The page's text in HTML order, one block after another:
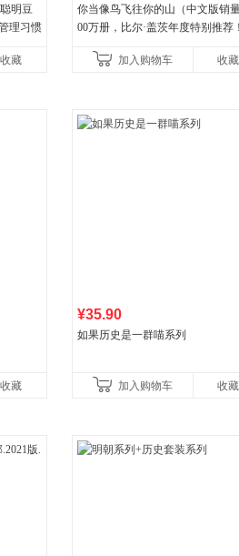
明豆
理习惯
收藏
你当像鸟飞往你的山（中文版销
00万册，比尔·盖茨年度特别推荐
比你听说的还要
加入购物车 收藏
收藏
¥35.90
如果历史是一群喵系列
加入购物车 收藏